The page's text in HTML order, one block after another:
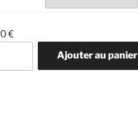
€
Ajouter au panier